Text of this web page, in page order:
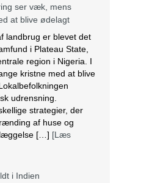
ser væk, mens
at blive ødelagt
landbrug er blevet det
i Plateau State,
region i Nigeria. I
kristne med at blive
udrensning.
strategier, der
af huse og
[…] [Læs
i Indien